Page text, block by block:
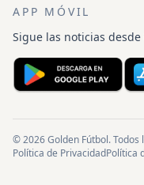
APP MÓVIL
Sigue las noticias
© 2026 Golden Fútbol.
Política de PrivacidadPolítica